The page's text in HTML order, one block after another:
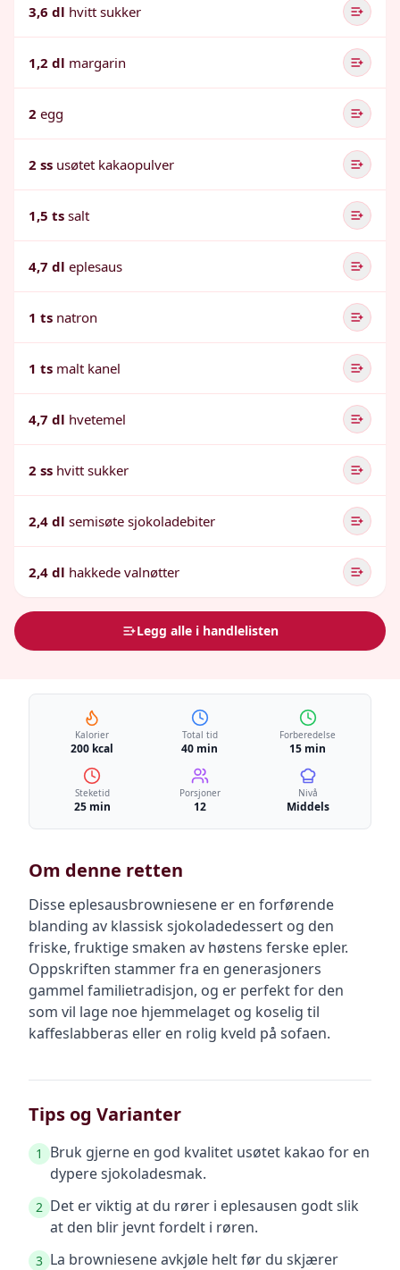
3,6 dl hvitt sukker
1,2 dl margarin
2 egg
2 ss usøtet kakaopulver
1,5 ts salt
4,7 dl eplesaus
1 ts natron
1 ts malt kanel
4,7 dl hvetemel
2 ss hvitt sukker
2,4 dl semisøte sjokoladebiter
2,4 dl hakkede valnøtter
Legg alle i handlelisten
Kalorier
200 kcal
Total tid
40 min
Forberedelse
15 min
Steketid
25 min
Porsjoner
12
Nivå
Middels
Om denne retten
Disse eplesausbrowniesene er en forførende
blanding av klassisk sjokoladedessert og den
friske, fruktige smaken av høstens ferske epler.
Oppskriften stammer fra en generasjoners
gammel familietradisjon, og er perfekt for den
som vil lage noe hjemmelaget og koselig til
kaffeslabberas eller en rolig kveld på sofaen.
Tips og Varianter
1
Bruk gjerne en god kvalitet usøtet kakao for en
dypere sjokoladesmak.
2 Det er viktig at du rører i eplesausen godt slik
at den blir jevnt fordelt i røren.
3 La browniesene avkjøle helt før du skjærer